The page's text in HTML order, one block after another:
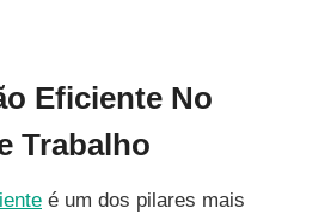
Eficiente No
Trabalho
é um dos pilares mais